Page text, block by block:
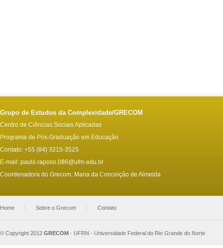
Grupo de Estudos da Complexidade/GRECOM
Centro de Ciências Sociais Aplicadas
Programa de Pós-Graduação em Educação
Contato: +55 (84) 3215-3525
E-mail: paulo.raposo.086@ufrn.edu.br
Coordenadora do Grecom: Maria da Conceição de Almeida
Home | Sobre o Grecom | Contato
© Copyright 2012 GRECOM - UFRN - Universidade Federal do Rio Grande do Norte